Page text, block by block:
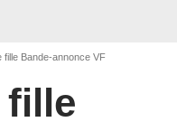
fille Bande-annonce VF
fille